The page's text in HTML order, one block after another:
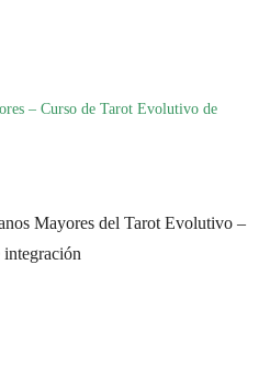
Mayores del Tarot Evolutivo –